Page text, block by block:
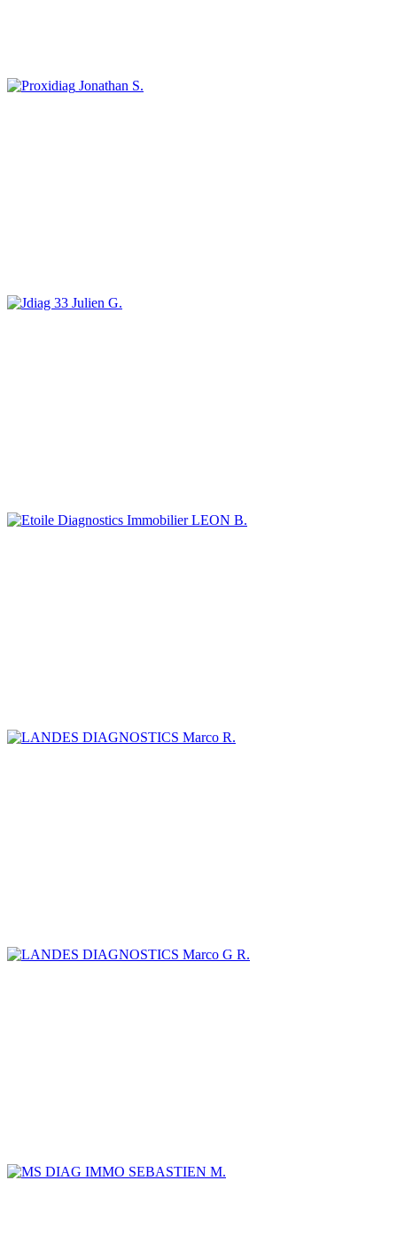
Jonathan S.
Julien G.
LEON B.
Marco R.
Marco G R.
SEBASTIEN M.